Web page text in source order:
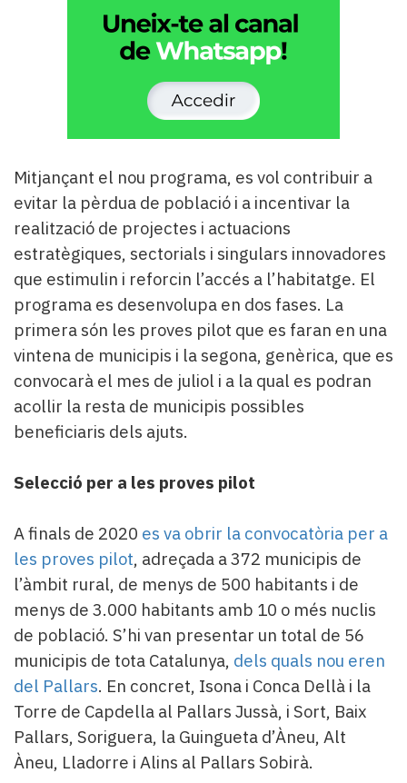
Mitjançant el nou programa, es vol contribuir a
evitar la pèrdua de població i a incentivar la
realització de projectes i actuacions
estratègiques, sectorials i singulars innovadores
que estimulin i reforcin l’accés a l’habitatge. El
programa es desenvolupa en dos fases. La
primera són les proves pilot que es faran en una
vintena de municipis i la segona, genèrica, que es
convocarà el mes de juliol i a la qual es podran
acollir la resta de municipis possibles
beneficiaris dels ajuts.
Selecció per a les proves pilot
A finals de 2020 es va obrir la convocatòria per a
les proves pilot, adreçada a 372 municipis de
l’àmbit rural, de menys de 500 habitants i de
menys de 3.000 habitants amb 10 o més nuclis
de població. S’hi van presentar un total de 56
municipis de tota Catalunya, dels quals nou eren
del Pallars. En concret, Isona i Conca Dellà i la
Torre de Capdella al Pallars Jussà, i Sort, Baix
Pallars, Soriguera, la Guingueta d’Àneu, Alt
Àneu, Lladorre i Alins al Pallars Sobirà.